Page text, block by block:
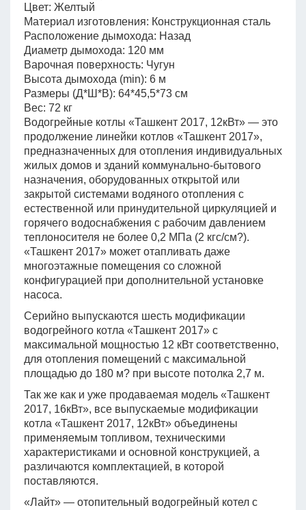
Цвет: Желтый
Материал изготовления: Конструкционная сталь
Расположение дымохода: Назад
Диаметр дымохода: 120 мм
Варочная поверхность: Чугун
Высота дымохода (min): 6 м
Размеры (Д*Ш*В): 64*45,5*73 см
Вес: 72 кг
Водогрейные котлы «Ташкент 2017, 12кВт» — это
продолжение линейки котлов «Ташкент 2017»,
предназначенных для отопления индивидуальных
жилых домов и зданий коммунально-бытового
назначения, оборудованных открытой или
закрытой системами водяного отопления с
естественной или принудительной циркуляцией и
горячего водоснабжения с рабочим давлением
теплоносителя не более 0,2 МПа (2 кгс/см?).
«Ташкент 2017» может отапливать даже
многоэтажные помещения со сложной
конфигурацией при дополнительной установке
насоса.
Серийно выпускаются шесть модификации
водогрейного котла «Ташкент 2017» с
максимальной мощностью 12 кВт соответственно,
для отопления помещений с максимальной
площадью до 180 м? при высоте потолка 2,7 м.
Так же как и уже продаваемая модель «Ташкент
2017, 16кВт», все выпускаемые модификации
котла «Ташкент 2017, 12кВт» объединены
применяемым топливом, техническими
характеристиками и основной конструкцией, а
различаются комплектацией, в которой
поставляются.
«Лайт» — отопительный водогрейный котел с